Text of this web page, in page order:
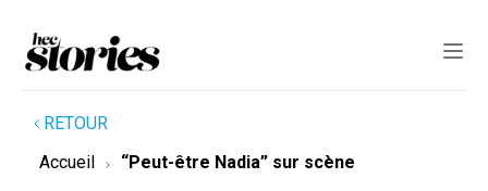
RETOUR
Accueil
“Peut-être Nadia” sur scène